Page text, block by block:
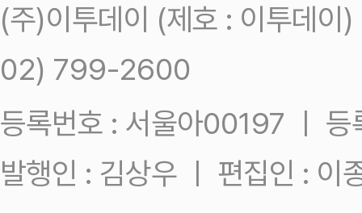
(주)이투데이 (제호 : 이투데
02) 799-2600
등록번호 : 서울아00197 ㅣ
발행인 : 김상우 ㅣ 편집인 : 이